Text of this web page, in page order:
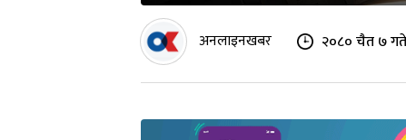
अनलाइनखबर २०८० चैत ७